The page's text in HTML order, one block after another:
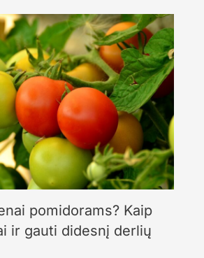
pomidorams? Kaip
ir gauti didesnį derlių